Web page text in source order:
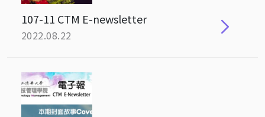
107-11 CTM E-newsletter
2022.08.22